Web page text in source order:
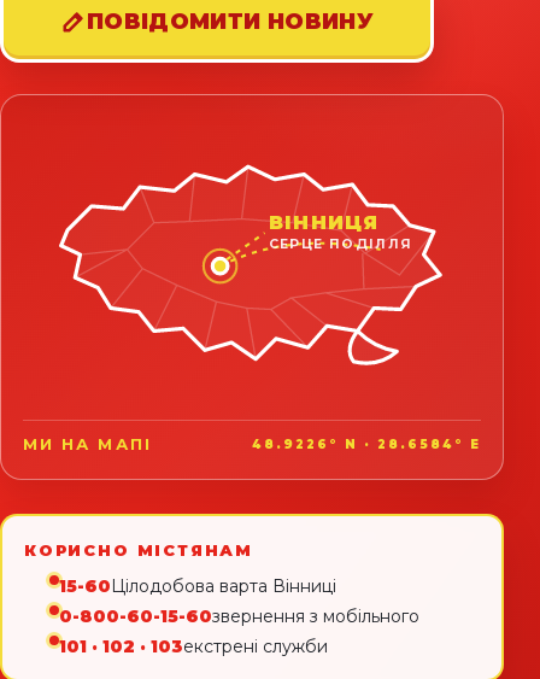
ПОВІДОМИТИ НОВИНУ
ВІННИЦЯ
СЕРЦЕ ПОДІЛЛЯ
МИ НА МАПІ 48.9226° N · 28.6584° E
КОРИСНО МІСТЯНАМ
15-60Цілодобова варта Вінниці
0-800-60-15-60звернення з мобільного
101 · 102 · 103екстрені служби